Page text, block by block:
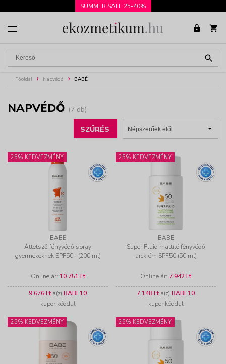
SUMMER SALE 25-40%
Főoldal Napvédő BABÉ
NAPVÉDŐ (7 db)
SZŰRÉS
25% KEDVEZMÉNY
BABÉ
Áttetsző fényvédő spray
gyermekeknek SPF50+ (200 ml)
Online ár: 10.751 Ft
9.676 Ft a(z) BABE10
kuponkóddal
25% KEDVEZMÉNY
BABÉ
Super Fluid mattító fényvédő
arckrém SPF50 (50 ml)
Online ár: 7.942 Ft
7.148 Ft a(z) BABE10
kuponkóddal
25% KEDVEZMÉNY 25% KEDVEZMÉNY